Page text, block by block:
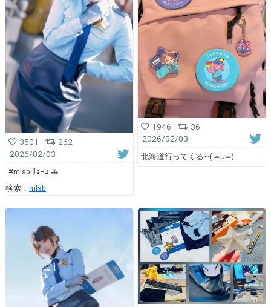
3501
262
2026/02/03
#mlsb ﾘｮｰｺ 🚓
検索： mlsb
1946
36
2026/02/03
北海道行ってくる~( ≖ᴗ≖​)